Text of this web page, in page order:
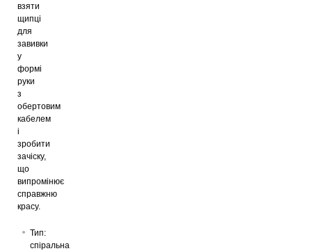
взяти
щипці
для
завивки
у
формі
руки
з
обертовим
кабелем
і
зробити
зачіску,
що
випромінює
справжню
красу.
Тип:
спіральна